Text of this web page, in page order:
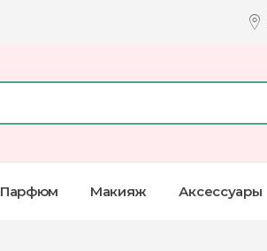
Парфюм Макияж Аксессуары